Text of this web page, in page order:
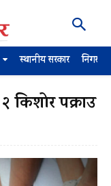
स्थानीय सरकार
किशोर पक्राउ